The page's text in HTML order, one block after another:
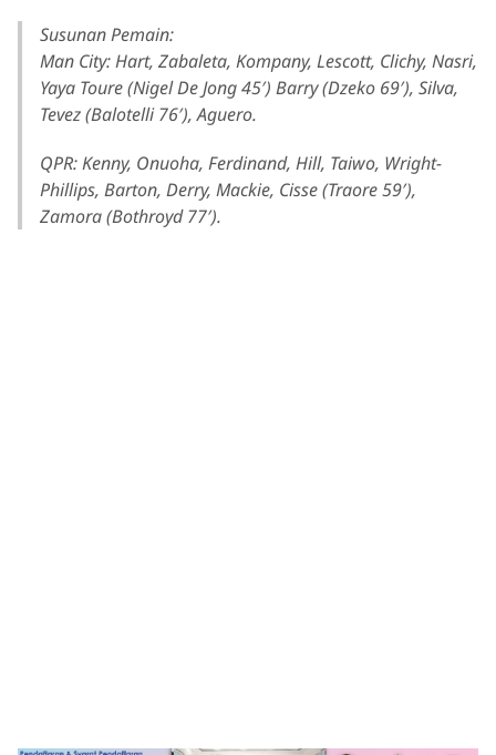
Susunan Pemain:
Man City:Hart, Zabaleta, Kompany, Lescott, Clichy, Nasri,
Yaya Toure (Nigel De Jong 45′) Barry (Dzeko 69′), Silva,
Tevez (Balotelli 76′), Aguero.
QPR:Kenny, Onuoha, Ferdinand, Hill, Taiwo, Wright-
Phillips, Barton, Derry, Mackie, Cisse (Traore 59′),
Zamora (Bothroyd 77′).